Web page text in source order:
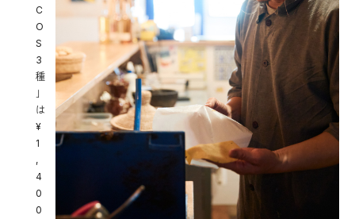
C
O
S
3
種
」
は
¥
1
,
4
0
0